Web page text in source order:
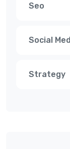
Seo
Social
Strategy